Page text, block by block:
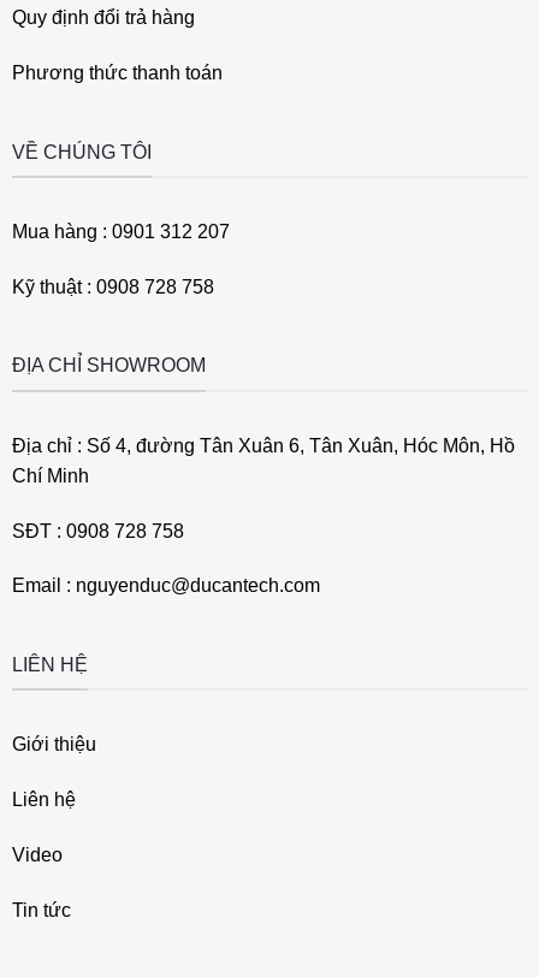
Quy định đổi trả hàng
Phương thức thanh toán
VỀ CHÚNG TÔI
Mua hàng : 0901 312 207
Kỹ thuật : 0908 728 758
ĐỊA CHỈ SHOWROOM
Địa chỉ : Số 4, đường Tân Xuân 6, Tân Xuân, Hóc Môn, Hồ
Chí Minh
SĐT : 0908 728 758
Email : nguyenduc@ducantech.com
LIÊN HỆ
Giới thiệu
Liên hệ
Video
Tin tức